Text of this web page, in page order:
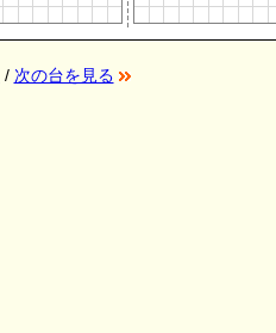
/ 次の台を見る